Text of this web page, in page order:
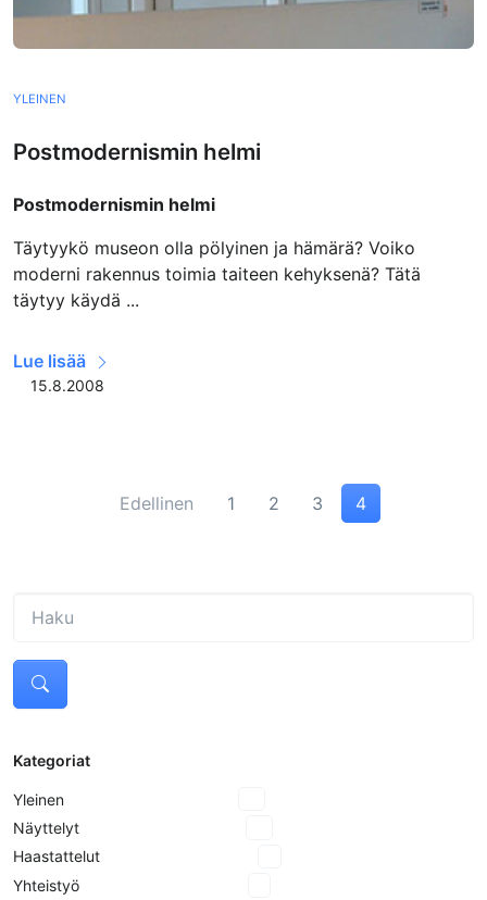
YLEINEN
Postmodernismin helmi
Postmodernismin helmi
Täytyykö museon olla pölyinen ja hämärä? Voiko
moderni rakennus toimia taiteen kehyksenä? Tätä
täytyy käydä ...
Lue lisää
15.8.2008
Edellinen 1 2 3 4
Kategoriat
Yleinen
Näyttelyt
Haastattelut
Yhteistyö